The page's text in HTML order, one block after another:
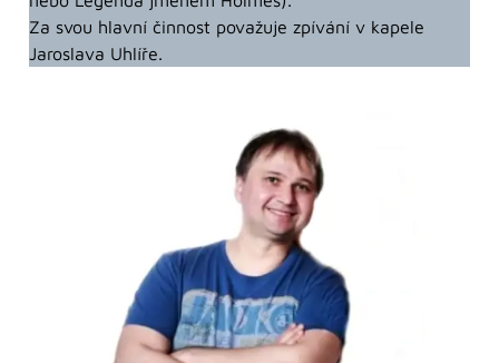
Za svou hlavní činnost považuje zpívání v kapele
Jaroslava Uhlíře.